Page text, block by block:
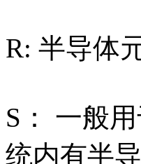
R: 半导体
S： 一般
统内有半